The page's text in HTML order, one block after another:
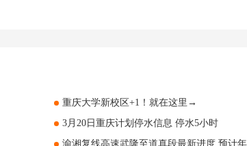
重庆大学新校区+1！就在这里→
3月20日重庆计划停水信息 停水5小时